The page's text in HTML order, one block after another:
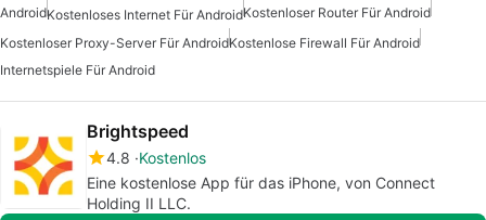
AndroidKostenloses Internet Für AndroidKostenloser Router Für Android
Kostenloser Proxy-Server Für AndroidKostenlose Firewall Für Android
Internetspiele Für Android
Brightspeed
4.8 Kostenlos
Eine kostenlose App für das iPhone, von Connect
Holding II LLC.